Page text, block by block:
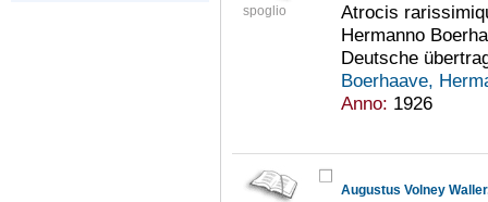
spoglio
Atrocis
Hermanno
Deutsche
Boerhaave,
Anno: 1926